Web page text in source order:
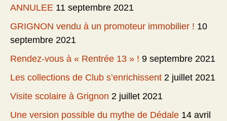
ANNULEE 11 septembre 2021
GRIGNON vendu à un promoteur immobilier ! 10
septembre 2021
Rendez-vous à « Rentrée 13 » ! 9 septembre 2021
Les collections de Club s’enrichissent 2 juillet 2021
Visite scolaire à Grignon 2 juillet 2021
Une version possible du mythe de Dédale 14 avril